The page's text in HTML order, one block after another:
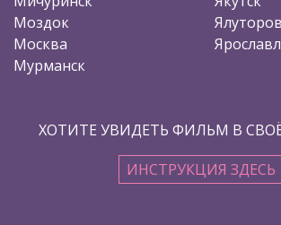
Моздок
Москва
Мурманск
ХОТИТЕ УВИДЕТЬ ФИЛЬМ В
ИНСТРУКЦИЯ ЗДЕСЬ